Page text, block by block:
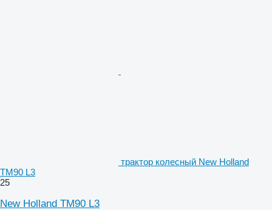
трактор колесный New Holland
TM90 L3
25
New Holland TM90 L3